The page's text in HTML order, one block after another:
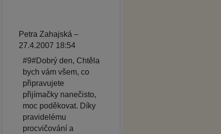
Petra Zahajská –
27.4.2007 18:54
#9#Dobrý den, Chtěla
bych vám všem, co
připravujete
přijímačky nanečisto,
moc poděkovat. Díky
pravidelému
procvičování a